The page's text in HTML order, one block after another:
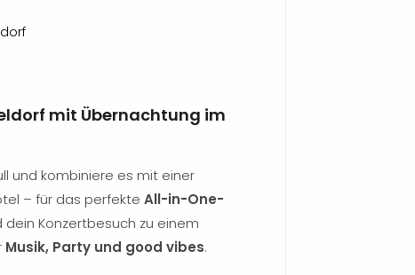
mit Übernachtung im
und kombiniere es mit einer
– für das perfekte All-in-One-
dein Konzertbesuch zu einem
Musik, Party und good vibes.